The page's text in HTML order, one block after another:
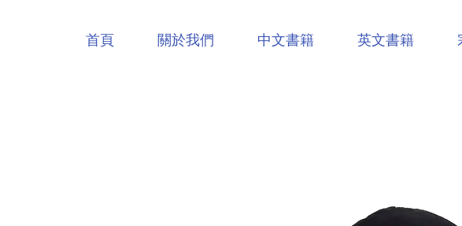
首頁 關於我們 中文書籍 英文書籍